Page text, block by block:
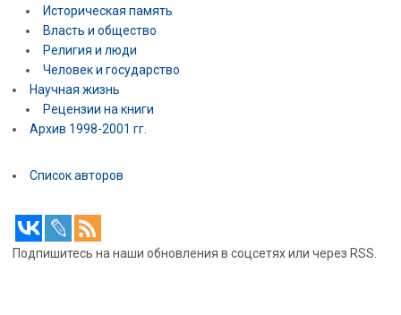
Историческая память
Власть и общество
Религия и люди
Человек и государство
Научная жизнь
Рецензии на книги
Архив 1998-2001 гг.
Список авторов
Подпишитесь на наши обновления в соцсетях или через RSS.